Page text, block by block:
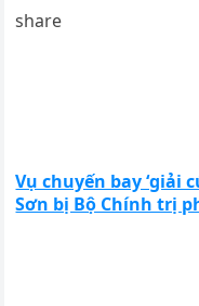
share
Vụ chuyến bay ‘giải
Sơn bị Bộ Chính trị